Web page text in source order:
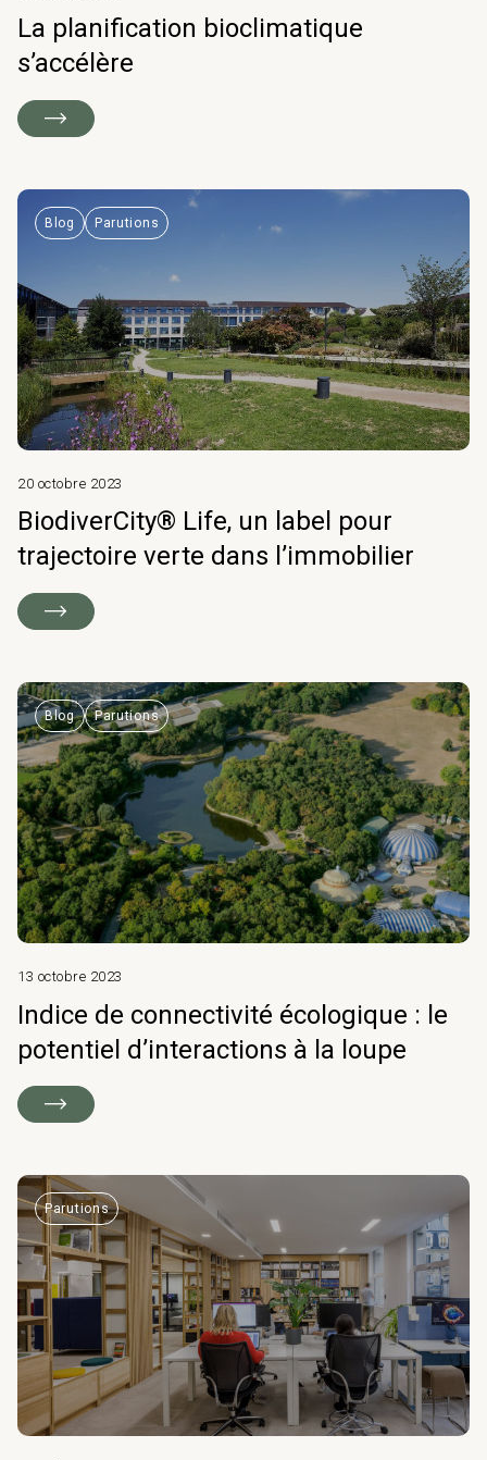
La planification bioclimatique
s’accélère
Blog Parutions
20 octobre 2023
BiodiverCity® Life, un label pour
trajectoire verte dans l’immobilier
Blog Parutions
13 octobre 2023
Indice de connectivité écologique : le
potentiel d’interactions à la loupe
Parutions